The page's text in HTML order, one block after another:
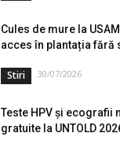
Cules de mure la
acces în plantația fără
Stiri 30/07/2026
Teste HPV și ecografii
gratuite la UNTOLD